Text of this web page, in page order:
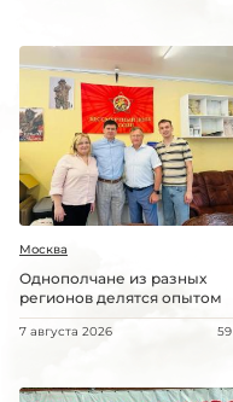
Москва
Однополчане из разных
регионов делятся опытом
7 августа 2026 59